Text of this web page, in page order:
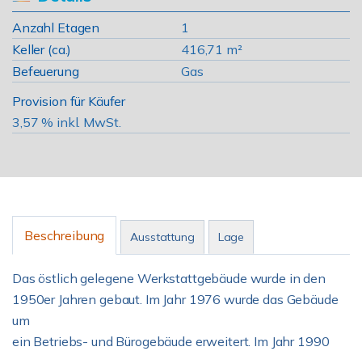
Anzahl Etagen
1
Keller (ca.)
416,71 m²
Befeuerung
Gas
Provision für Käufer
3,57 % inkl. MwSt.
Beschreibung Ausstattung Lage
Das östlich gelegene Werkstattgebäude wurde in den
1950er Jahren gebaut. Im Jahr 1976 wurde das Gebäude
um
ein Betriebs- und Bürogebäude erweitert. Im Jahr 1990